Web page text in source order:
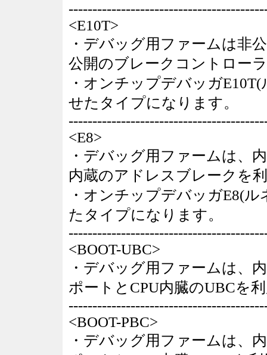
<E10T>
・デバッグ用ファームは非
公開のブレークコントロー
・オンチップデバッガ
せたタイプになります。
<E8>
・デバッグ用ファームは、
内蔵のアドレスブレークを
・オンチップデバッガE8(
たタイプになります。
<BOOT-UBC>
・デバッグ用ファームは、
ポートとCPU内臓のUBCを
<BOOT-PBC>
・デバッグ用ファームは、